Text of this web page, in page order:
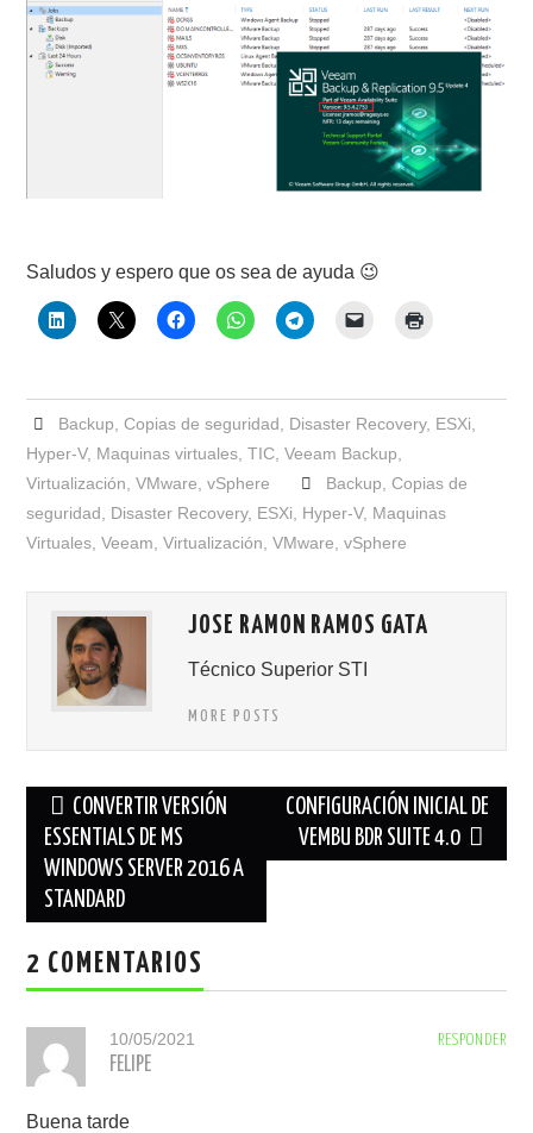
Saludos y espero que os sea de ayuda 😉
Backup Copias de seguridad Disaster Recovery, ESXi
Hyper-V, Maquinas virtuales ,TIC ,Veeam Backup
Virtualización ,VMware ,vSphere Backup Copias de
seguridad
Disaster Recovery, ESXi Hyper-V, Maquinas
Virtuales ,Veeam ,Virtualización ,VMware ,vSphere
JOSE RAMON RAMOS GATA
Técnico Superior STI
MORE POSTS
Navegación
de
entradas
CONVERTIR VERSIÓN
ESSENTIALS DE MS
WINDOWS SERVER 2016 A
STANDARD
CONFIGURACIÓN INICIAL DE
VEMBU BDR SUITE 4.0
2 COMENTARIOS
RESPONDER
10/05/2021
FELIPE
Buena tarde